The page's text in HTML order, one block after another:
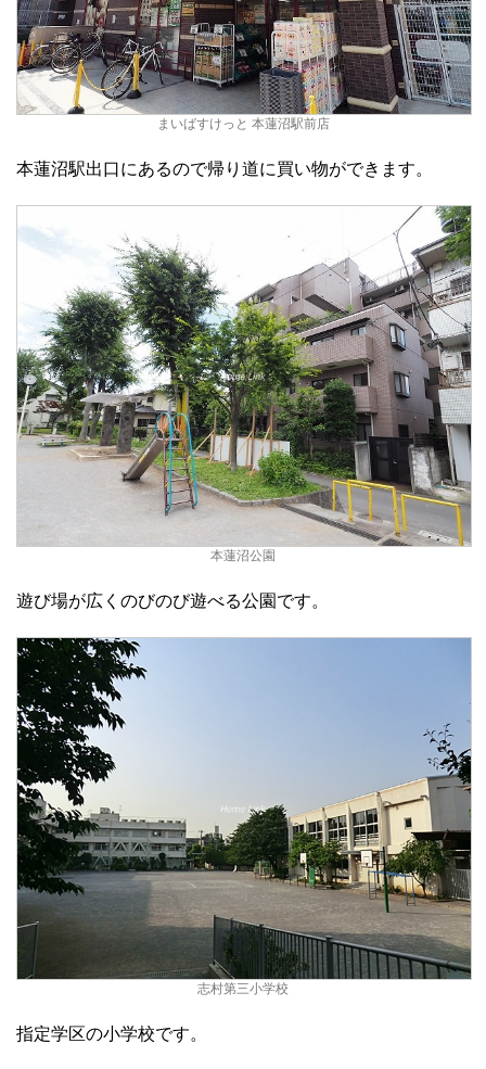
まいばすけっと 本蓮沼駅前店
本蓮沼駅出口にあるので帰り道に買い物ができます。
本蓮沼公園
遊び場が広くのびのび遊べる公園です。
志村第三小学校
指定学区の小学校です。